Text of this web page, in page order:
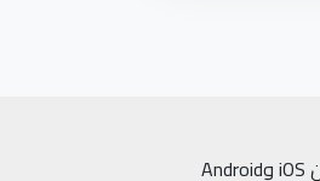
حمّل تطبيق Toytime على كلٍ من iOS وAndroid